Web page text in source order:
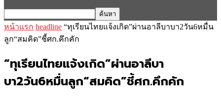
หน้าแรก headline “ทุเรียนไทยแจ้งเกิด”ผ่านอาลีบาบา2วัน6หมื่น
ลูก“สมคิด”ชี้ศก.คึกคัก
“ทุเรียนไทยแจ้งเกิด”ผ่านอาลีบา
บา2วัน6หมื่นลูก“สมคิด”ชี้ศก.คึกคัก